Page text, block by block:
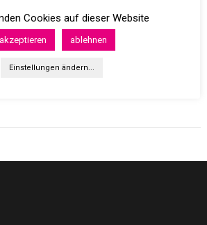
Cookies auf dieser Website
akzeptieren ablehnen
Einstellungen ändern...